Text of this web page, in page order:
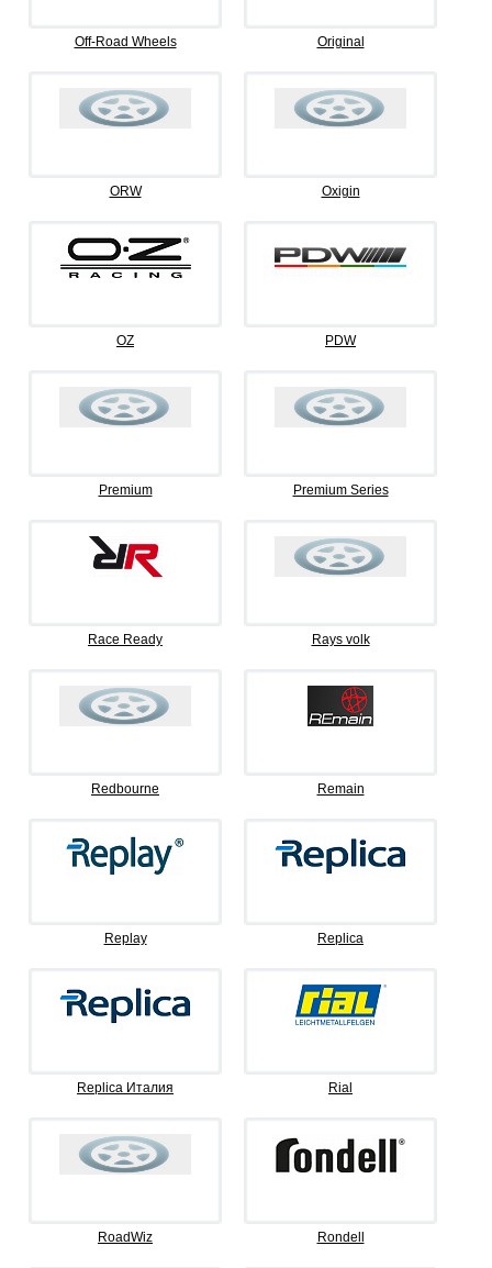
Off-Road Wheels Original
ORW Oxigin
OZ PDW
Premium Premium Series
Race Ready Rays volk
Redbourne Remain
Replay Replica
Replica Италия Rial
RoadWiz Rondell